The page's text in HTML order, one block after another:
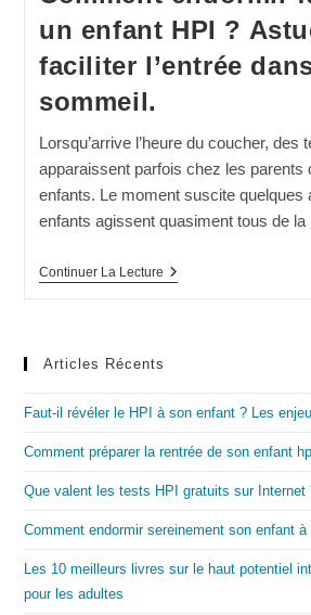
un enfant HPI ?
faciliter l’entrée
sommeil.
Lorsqu’arrive l’heure du coucher, des
apparaissent parfois chez les parents
enfants. Le moment suscite quelques
enfants agissent quasiment tous de
Continuer La LectureComment
HPI ?
Faciliter
Dans
Articles Récents
Faut-il révéler le HPI à son enfant ? Les
Comment préparer la rentrée de son enfant
Que valent les tests HPI gratuits sur Internet
Comment endormir sereinement son enfant
Les 10 meilleurs livres sur le haut potentiel
pour les adultes